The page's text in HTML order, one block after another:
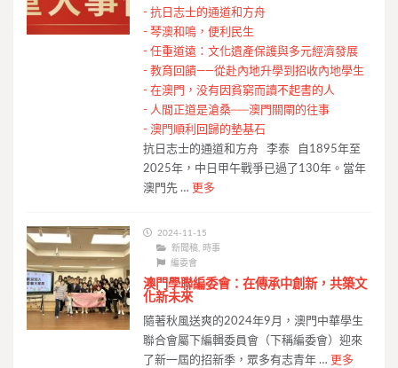
- 抗日志士的通道和方舟
- 琴澳和鳴，便利民生
- 任重道遠：文化遺產保護與多元經濟發展
- 教育回饋——從赴內地升學到招收內地學生
- 在澳門，没有因貧窮而讀不起書的人
- 人間正道是滄桑──澳門關閘的往事
- 澳門順利回歸的墊基石
抗日志士的通道和方舟 李泰 自1895年至
2025年，中日甲午戰爭已過了130年。當年
澳門先 … 更多
2024-11-15
新聞稿, 時事
編委會
澳門學聯編委會：在傳承中創新，共築文
化新未來
隨著秋風送爽的2024年9月，澳門中華學生
聯合會屬下編輯委員會（下稱編委會）迎來
了新一屆的招新季，眾多有志青年 … 更多